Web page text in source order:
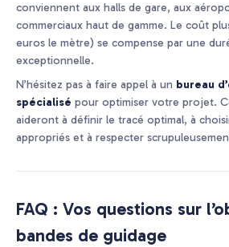
conviennent aux halls de gare, aux
commerciaux haut de gamme. Le coût
euros le mètre) se compense par une
exceptionnelle.
N’hésitez pas à faire appel à un bureau
spécialisé pour optimiser votre projet.
aideront à définir le tracé optimal, à
appropriés et à respecter
FAQ : Vos questions sur
bandes de guidage